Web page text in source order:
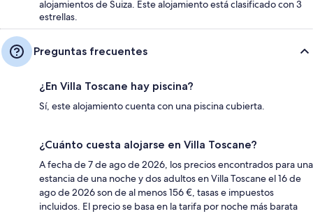
alojamientos de Suiza. Este alojamiento está clasificado con 3
estrellas.
Preguntas frecuentes
¿En Villa Toscane hay piscina?
Sí, este alojamiento cuenta con una piscina cubierta.
¿Cuánto cuesta alojarse en Villa Toscane?
A fecha de 7 de ago de 2026, los precios encontrados para una
estancia de una noche y dos adultos en Villa Toscane el 16 de
ago de 2026 son de al menos 156 €, tasas e impuestos
incluidos. El precio se basa en la tarifa por noche más barata